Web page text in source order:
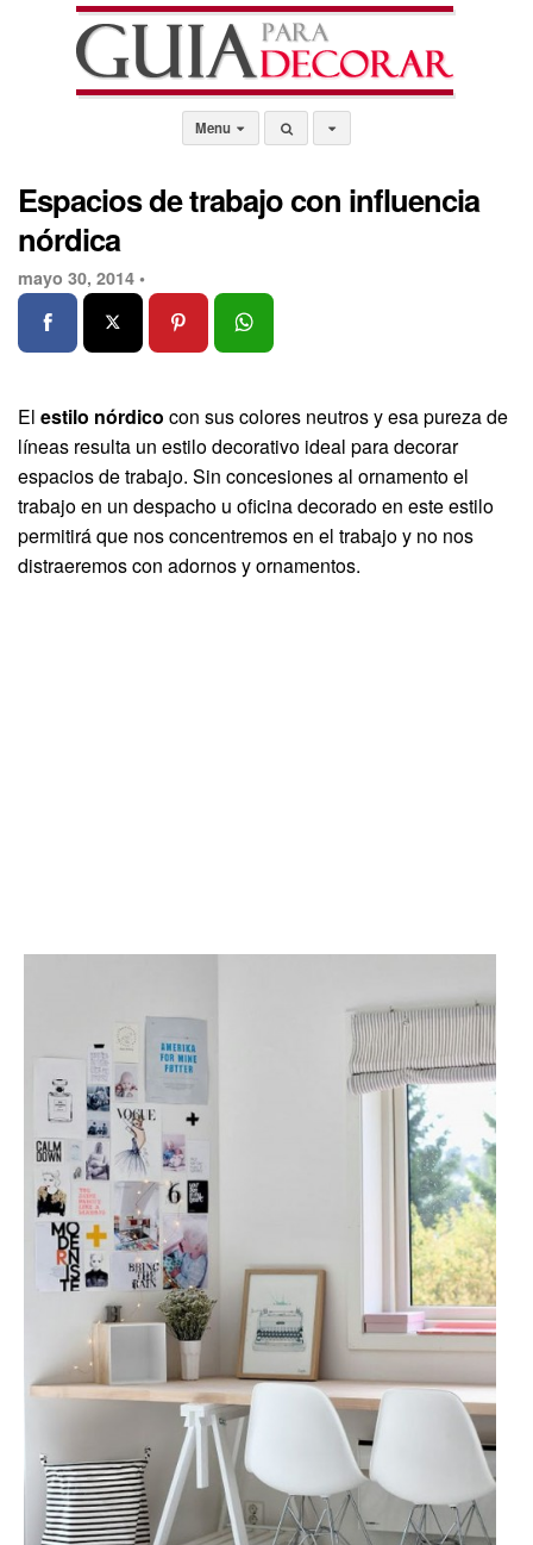
Menu
Espacios de trabajo con influencia
nórdica
mayo 30, 2014 •
El estilo nórdico con sus colores neutros y esa pureza de
líneas resulta un estilo decorativo ideal para decorar
espacios de trabajo. Sin concesiones al ornamento el
trabajo en un despacho u oficina decorado en este estilo
permitirá que nos concentremos en el trabajo y no nos
distraeremos con adornos y ornamentos.